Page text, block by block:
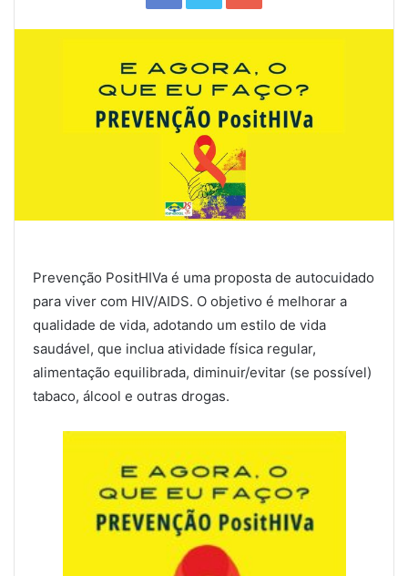
b
o
t
r +
Prevenção PositHIVa é uma proposta de autocuidado
para viver com HIV/AIDS. O objetivo é melhorar a
qualidade de vida, adotando um estilo de vida
saudável, que inclua atividade física regular,
alimentação equilibrada, diminuir/evitar (se possível)
tabaco, álcool e outras drogas.